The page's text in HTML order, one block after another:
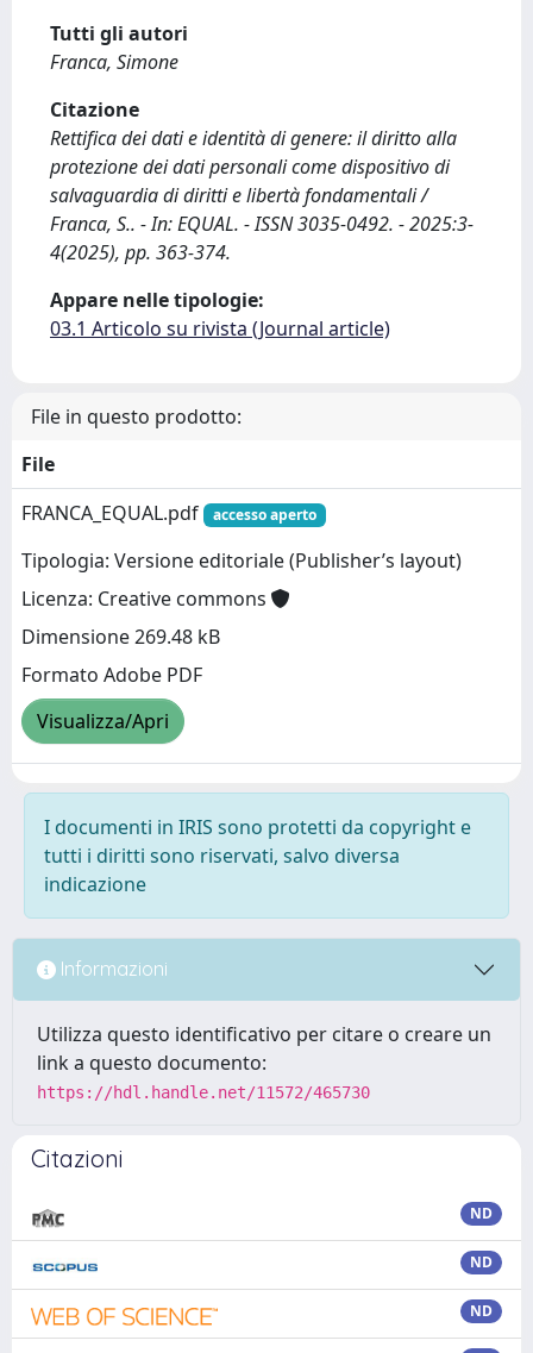
Tutti gli autori
Franca, Simone
Citazione
Rettifica dei dati e identità di genere: il diritto alla
protezione dei dati personali come dispositivo di
salvaguardia di diritti e libertà fondamentali /
Franca, S.. - In: EQUAL. - ISSN 3035-0492. - 2025:3-
4(2025), pp. 363-374.
Appare nelle tipologie:
03.1 Articolo su rivista (Journal article)
File in questo prodotto:
File
FRANCA_EQUAL.pdf
accesso aperto
Tipologia: Versione editoriale (Publisher’s layout)
Licenza: Creative commons
Dimensione 269.48 kB
Formato Adobe PDF
Visualizza/Apri
I documenti in IRIS sono protetti da copyright e
tutti i diritti sono riservati, salvo diversa
indicazione
Informazioni
Utilizza questo identificativo per citare o creare un
link a questo documento:
https://hdl.handle.net/11572/465730
Citazioni
ND
ND
ND